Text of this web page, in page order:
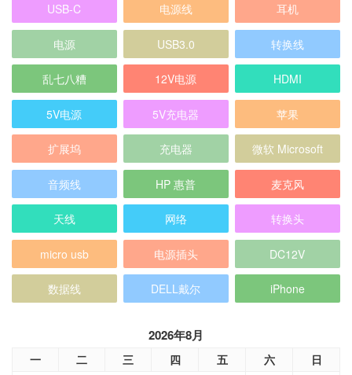
USB-C 电源线 耳机
电源 USB3.0 转换线
乱七八糟 12V电源 HDMI
5V电源 5V充电器 苹果
扩展坞 充电器 微软 Microsoft
音频线 HP 惠普 麦克风
天线 网络 转换头
micro usb 电源插头 DC12V
数据线 DELL戴尔 iPhone
2026年8月
一 二 三 四 五 六 日